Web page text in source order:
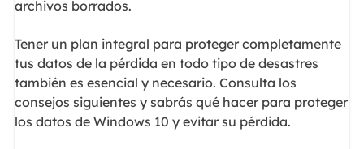
archivos borrados.
Tener un plan integral para proteger completamente
tus datos de la pérdida en todo tipo de desastres
también es esencial y necesario. Consulta los
consejos siguientes y sabrás qué hacer para proteger
los datos de Windows 10 y evitar su pérdida.